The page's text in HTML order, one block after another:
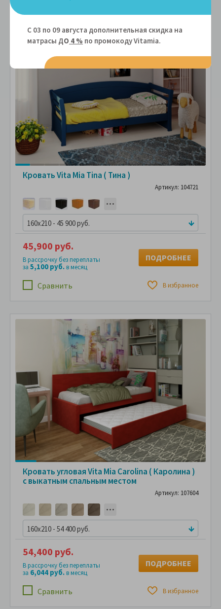
Кровать Vita Mia Tina ( Тина )
Артикул: 104721
160x210 - 45 900 руб.
Сравнить В избранное
45,900 руб.
В рассрочку без переплаты
за 5,100 руб.в месяц
ПОДРОБНЕЕ
Кровать угловая Vita Mia Carolina ( Каролина )
с выкатным спальным местом
Артикул: 107604
160x210 - 54 400 руб.
Сравнить В избранное
54,400 руб.
В рассрочку без переплаты
за 6,044 руб.в месяц
ПОДРОБНЕЕ
С 03 по 09 августа дополнительная скидка на
матрасы ДО 4 % по промокоду Vitamiа.